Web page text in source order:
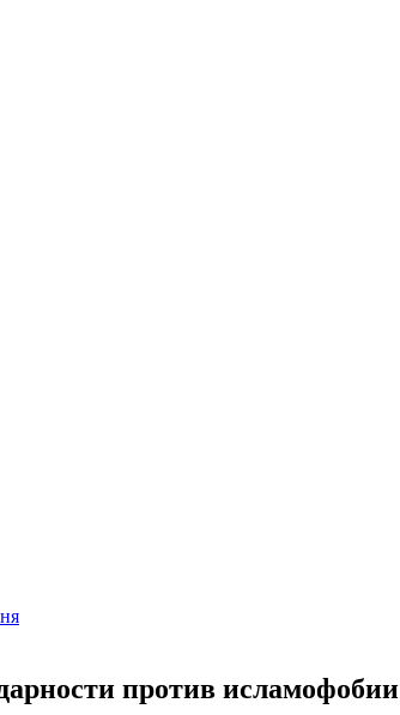
против исламофобии